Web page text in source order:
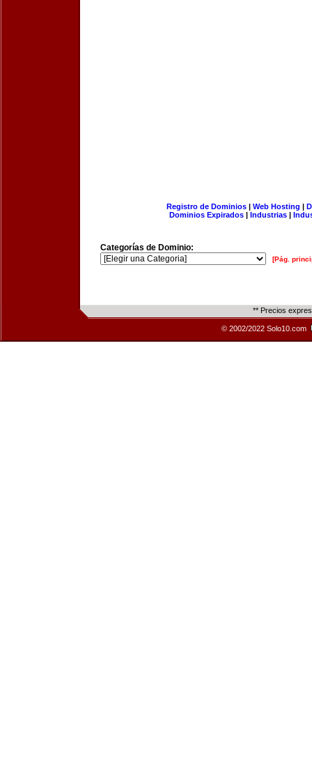
Registro de Dominios| Web Hosting |
Dominios Expirados | Industrias |
Categorías de Dominio:
[Pág.
** Precios
© 2002/2022 Solo10.com